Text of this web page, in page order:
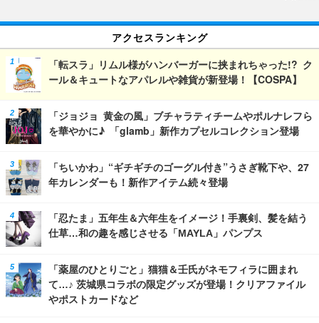
アクセスランキング
「転スラ」リムル様がハンバーガーに挟まれちゃった!? ク
ール＆キュートなアパレルや雑貨が新登場！【COSPA】
「ジョジョ 黄金の風」ブチャラティチームやポルナレフら
を華やかに♪ 「glamb」新作カプセルコレクション登場
「ちいかわ」“ギチギチのゴーグル付き”うさぎ靴下や、27
年カレンダーも！新作アイテム続々登場
「忍たま」五年生＆六年生をイメージ！手裏剣、髪を結う
仕草…和の趣を感じさせる「MAYLA」パンプス
「薬屋のひとりごと」猫猫＆壬氏がネモフィラに囲まれ
て…♪ 茨城県コラボの限定グッズが登場！クリアファイル
やポストカードなど